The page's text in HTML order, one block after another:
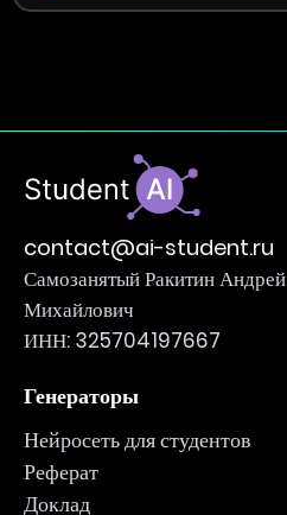
contact@ai-student.ru
Самозанятый Ракитин Андрей
Михайлович
ИНН: 325704197667
Генераторы
Нейросеть для студентов
Реферат
Доклад